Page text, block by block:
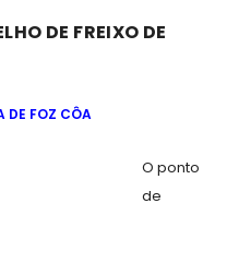
DE FREIXO DE
DE FOZ CÔA
O ponto
de